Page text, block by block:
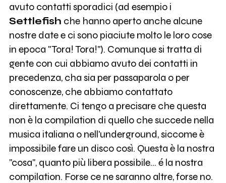
avuto contatti sporadici (ad esempio i
Settlefish che hanno aperto anche alcune
nostre date e ci sono piaciute molto le loro cose
in epoca "Tora! Tora!"). Comunque si tratta di
gente con cui abbiamo avuto dei contatti in
precedenza, cha sia per passaparola o per
conoscenze, che abbiamo contattato
direttamente. Ci tengo a precisare che questa
non è la compilation di quello che succede nella
musica italiana o nell'underground, siccome è
impossibile fare un disco così. Questa è la nostra
"cosa", quanto più libera possibile... é la nostra
compilation. Forse ce ne saranno altre, forse no.